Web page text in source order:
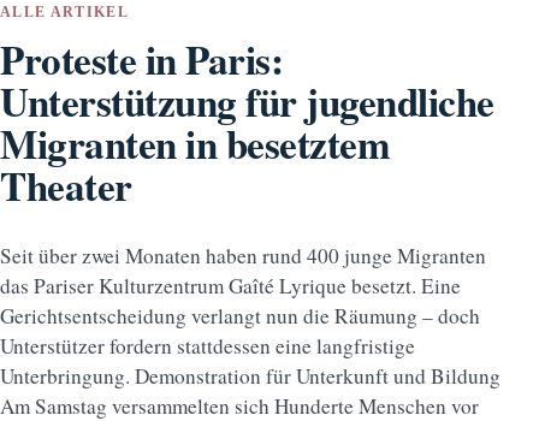
ALLE ARTIKEL
Proteste in Paris:
Unterstützung für jugendliche
Migranten in besetztem
Theater
Seit über zwei Monaten haben rund 400 junge Migranten
das Pariser Kulturzentrum Gaîté Lyrique besetzt. Eine
Gerichtsentscheidung verlangt nun die Räumung – doch
Unterstützer fordern stattdessen eine langfristige
Unterbringung. Demonstration für Unterkunft und Bildung
Am Samstag versammelten sich Hunderte Menschen vor